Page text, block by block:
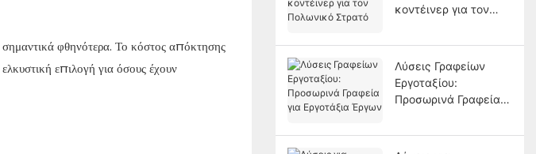
σημαντικά φθηνότερα. Το κόστος απόκτησης
επιλογή για όσους έχουν
κοντέινερ για τον
Λύσεις Γραφείων
Εργοταξίου:
Προσωρινά Γραφεία